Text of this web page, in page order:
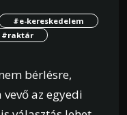
#e-kereskedelem
#raktár
bérlésre,
az egyedi